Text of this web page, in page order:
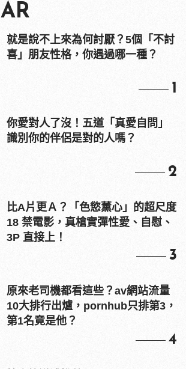
就是說不上來為何討厭？5個「不討
喜」朋友性格，你遇過哪一種？
1
你愛對人了沒！五道「真愛自問」
識別你的伴侶是對的人嗎？
2
比A片更Ａ？「色慾薰心」的超尺度
18 禁電影，真槍實彈性愛、自慰、
3P 直接上！
3
原來老司機都看這些？av網站流量
10大排行出爐，pornhub只排第3，
第1名竟是他？
4